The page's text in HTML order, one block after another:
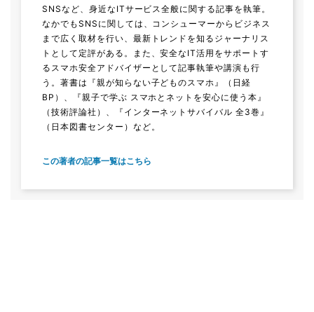
SNSなど、身近なITサービス全般に関する記事を執筆。
なかでもSNSに関しては、コンシューマーからビジネス
まで広く取材を行い、最新トレンドを知るジャーナリス
トとして定評がある。また、安全なIT活用をサポートす
るスマホ安全アドバイザーとして記事執筆や講演も行
う。著書は『親が知らない子どものスマホ』（日経
BP）、『親子で学ぶ スマホとネットを安心に使う本』
（技術評論社）、『インターネットサバイバル 全3巻』
（日本図書センター）など。
この著者の記事一覧はこちら